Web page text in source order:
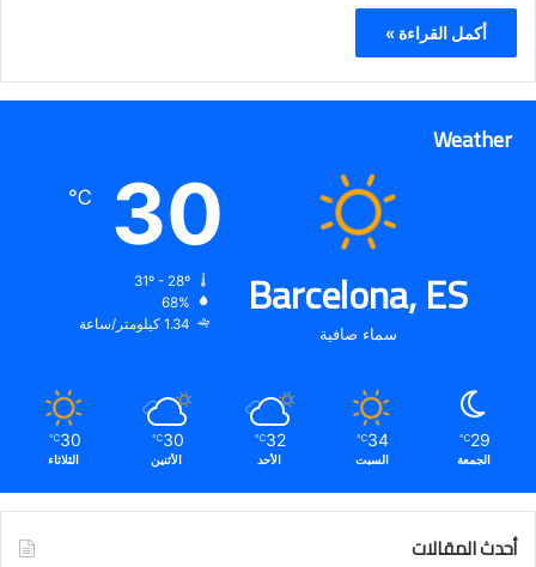
أكمل القراءة »
Weather
Barcelona, ES
سماء صافية
30
℃
68%
1.34 كيلومتر/ساعة
29
℃
الجمعة
34
℃
السبت
32
℃
الأحد
30
℃
الأثنين
30
℃
الثلاثاء
أحدث المقالات